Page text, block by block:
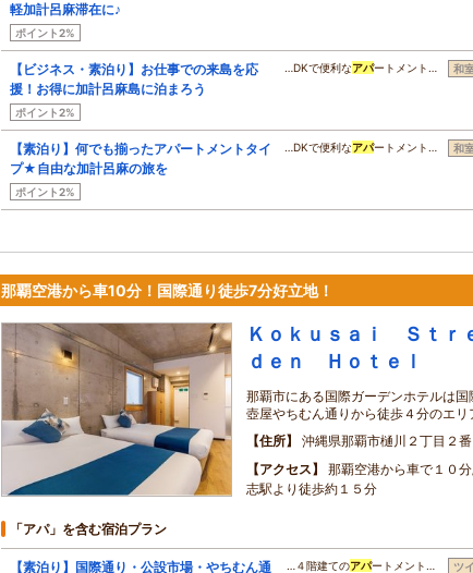
軽加計呂麻滞在に♪
ポイント2%
【ビジネス・素泊り】お仕事での来島を応
援！お得に加計呂麻島に泊まろう
ポイント2%
…DKで便利なアパートメント… 和
【素泊り】何でも揃ったアパートメントタイ
プ★自由な加計呂麻の旅を
ポイント2%
…DKで便利なアパートメント… 和
那覇空港から車10分！国際通り徒歩7分好立地！
Ｋｏｋｕｓａｉ Ｓｔｒ
ｄｅｎ Ｈｏｔｅｌ
那覇市にある国際ガーデンホテルは国
壺屋やちむん通りから徒歩４分のエリ
住所
沖縄県那覇市樋川２丁目２
アクセス
那覇空港から車で１０
志駅より徒歩約１５分
「アパ」を含む宿泊プラン
【素泊り】国際通り・公設市場・やちむん通 …４階建てのアパートメント… ツ